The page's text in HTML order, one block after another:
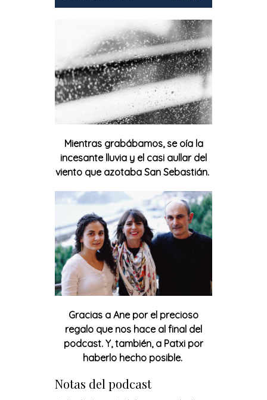
Mientras grabábamos, se oía la
incesante lluvia y el casi aullar del
viento que azotaba San Sebastián.
Gracias a Ane por el precioso
regalo que nos hace al final del
podcast. Y, también, a Patxi por
haberlo hecho posible.
Notas del podcast